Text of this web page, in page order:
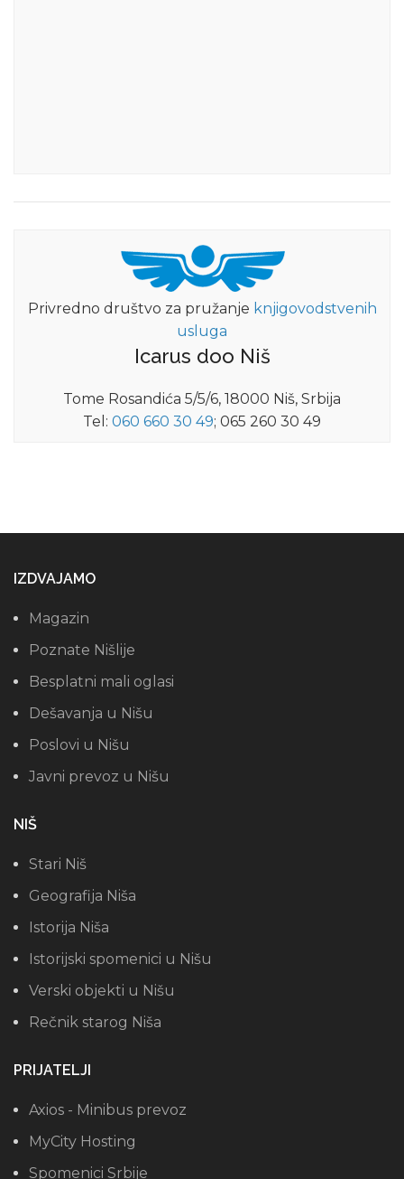
Privredno društvo za pružanje knjigovodstvenih
usluga
Icarus doo Niš
Tome Rosandića 5/5/6, 18000 Niš, Srbija
Tel: 060 660 30 49; 065 260 30 49
IZDVAJAMO
Magazin
Poznate Nišlije
Besplatni mali oglasi
Dešavanja u Nišu
Poslovi u Nišu
Javni prevoz u Nišu
NIŠ
Stari Niš
Geografija Niša
Istorija Niša
Istorijski spomenici u Nišu
Verski objekti u Nišu
Rečnik starog Niša
PRIJATELJI
Axios - Minibus prevoz
MyCity Hosting
Spomenici Srbije